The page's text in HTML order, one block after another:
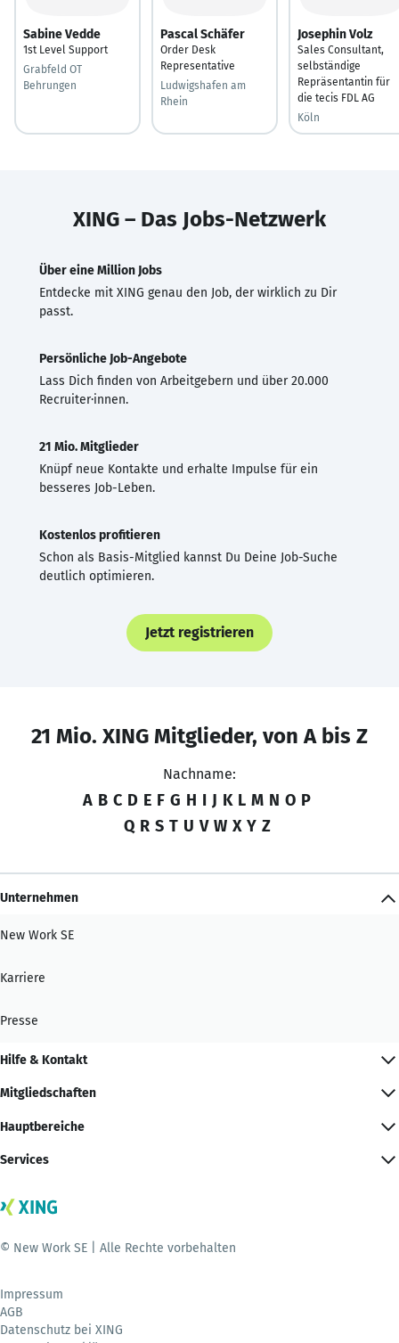
Sabine Vedde
1st Level Support
Grabfeld OT
Behrungen
Pascal Schäfer
Order Desk
Representative
Ludwigshafen am
Rhein
Josephin Volz
Sales Consultant,
selbständige
Repräsentantin für
die tecis FDL AG
Köln
XING – Das Jobs-Netzwerk
Über eine Million Jobs
Entdecke mit XING genau den Job, der wirklich zu Dir
passt.
Persönliche Job-Angebote
Lass Dich finden von Arbeitgebern und über 20.000
Recruiter·innen.
21 Mio. Mitglieder
Knüpf neue Kontakte und erhalte Impulse für ein
besseres Job-Leben.
Kostenlos profitieren
Schon als Basis-Mitglied kannst Du Deine Job-Suche
deutlich optimieren.
Jetzt registrieren
21 Mio. XING Mitglieder, von A bis Z
Nachname:
A B C D E F G H I J K L M N O P
Q R S T U V W X Y Z
Unternehmen
New Work SE
Karriere
Presse
Hilfe & Kontakt
Mitgliedschaften
Hauptbereiche
Services
© New Work SE | Alle Rechte vorbehalten
Impressum
AGB
Datenschutz bei XING